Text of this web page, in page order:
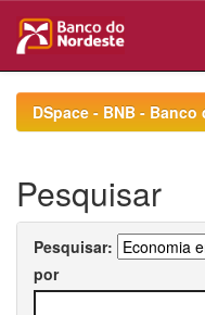
navigationDSpace - BNB -
Pesquisar
Pesquisar:
por